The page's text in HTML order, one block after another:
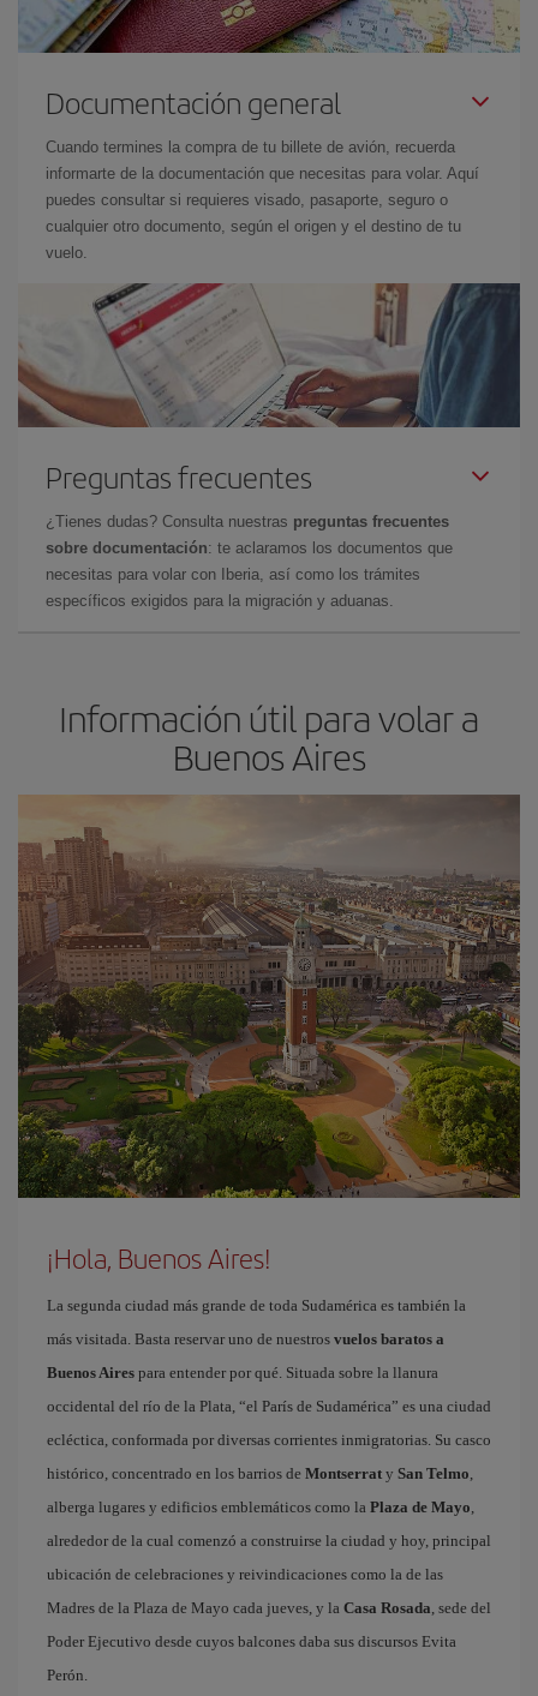
Documentación general
Cuando termines la compra de tu billete de avión, recuerda
informarte de la documentación que necesitas para volar. Aquí
puedes consultar si requieres visado, pasaporte, seguro o
cualquier otro documento, según el origen y el destino de tu
vuelo.
Preguntas frecuentes
¿Tienes dudas? Consulta nuestras preguntas frecuentes
sobre documentación: te aclaramos los documentos que
necesitas para volar con Iberia, así como los trámites
específicos exigidos para la migración y aduanas.
Información útil para volar a
Buenos Aires
¡Hola, Buenos Aires!
La segunda ciudad más grande de toda Sudamérica es también la
más visitada. Basta reservar uno de nuestros vuelos baratos a
Buenos Aires para entender por qué. Situada sobre la llanura
occidental del río de la Plata, “el París de Sudamérica” es una ciudad
ecléctica, conformada por diversas corrientes inmigratorias. Su casco
histórico, concentrado en los barrios de Montserrat y San Telmo,
alberga lugares y edificios emblemáticos como la Plaza de Mayo,
alrededor de la cual comenzó a construirse la ciudad y hoy, principal
ubicación de celebraciones y reivindicaciones como la de las
Madres de la Plaza de Mayo cada jueves, y la Casa Rosada, sede del
Poder Ejecutivo desde cuyos balcones daba sus discursos Evita
Perón.